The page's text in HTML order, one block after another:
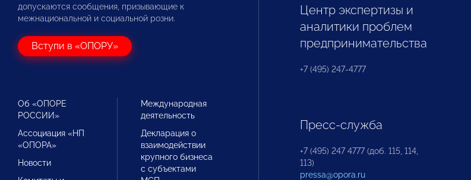
допускаются сообщения, призывающие к
межнациональной и социальной розни.
Вступи в «ОПОРУ»
Об «ОПОРЕ
РОССИИ»
Ассоциация «НП
«ОПОРА»
Новости
Международная
деятельность
Декларация о
взаимодействии
крупного бизнеса
с субъектами
Центр экспертизы и
аналитики проблем
предпринимательства
+7 (495) 247-4777
Пресс-служба
+7 (495) 247 4777 (доб. 115, 114,
113)
pressa@opora.ru